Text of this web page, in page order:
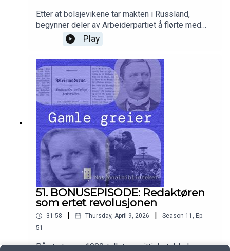
Etter at bolsjevikene tar makten i Russland,
begynner deler av Arbeiderpartiet å flørte med
revolusjon. Den sosialistiske redaktøren av
vittighetsmagasinet Hvepsen, Hans Østerholt,
ønsker ikke at partiet skal ty til voldelige midler.
Han, og arméen sin av vitsemakere, bruker
våpenet de mestrer best mot de revolusjonære:
humor.
Play
51. BONUSEPISODE: Redaktøren
som ertet revolusjonen
31:58 Thursday, April 9, 2026 Season 11 , Ep.
51
På starten av 1900-tallet var vittighetsblader